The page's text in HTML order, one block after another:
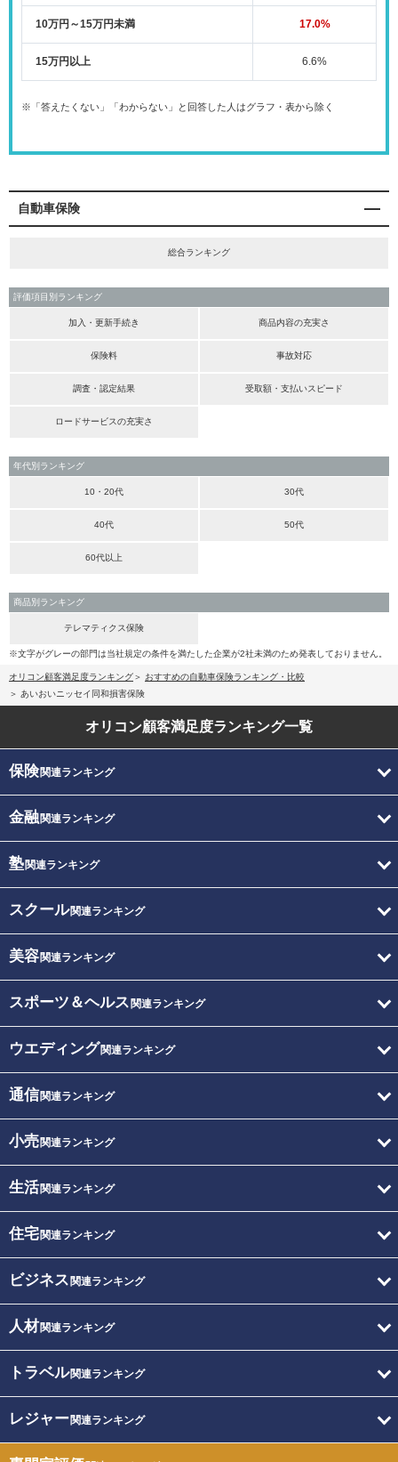
10万円～15万円未満 17.0%
15万円以上 6.6%
※「答えたくない」「わからない」と回答した人はグラフ・表から除く
自動車保険
総合ランキング
評価項目別ランキング
加入・更新手続き 商品内容の充実さ
保険料 事故対応
調査・認定結果 受取額・支払いスピード
ロードサービスの充実さ
年代別ランキング
10・20代 30代
40代 50代
60代以上
商品別ランキング
テレマティクス保険
※文字がグレーの部門は当社規定の条件を満たした企業が2社未満のため発表しておりません。
オリコン顧客満足度ランキング
おすすめの自動車保険ランキング・比較
あいおいニッセイ同和損害保険
オリコン顧客満足度ランキング一覧
保険関連ランキング
金融関連ランキング
塾関連ランキング
スクール関連ランキング
美容関連ランキング
スポーツ＆ヘルス 関連ランキング
ウエディング関連ランキング
通信関連ランキング
小売関連ランキング
生活関連ランキング
住宅関連ランキング
ビジネス 関連ランキング
人材関連ランキング
トラベル関連ランキング
レジャー関連ランキング